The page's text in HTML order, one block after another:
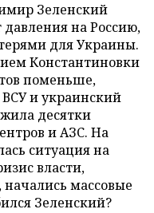
Зеленский
на Россию,
для Украины.
Константиновки
поменьше,
ВСУ и украинский
десятки
и АЗС. На
ситуация на
власти,
массовые
Зеленский?